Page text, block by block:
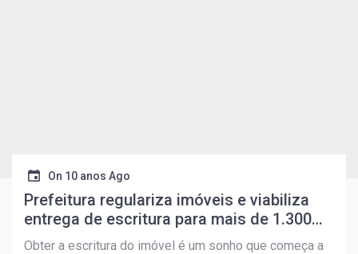
On 10 anos Ago
Prefeitura regulariza imóveis e viabiliza
entrega de escritura para mais de 1.300
famílias
Obter a escritura do imóvel é um sonho que começa a